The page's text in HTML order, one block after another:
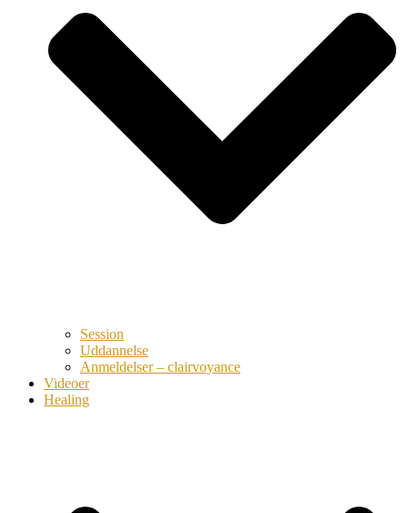
Session
Uddannelse
Anmeldelser – clairvoyance
Videoer
Healing